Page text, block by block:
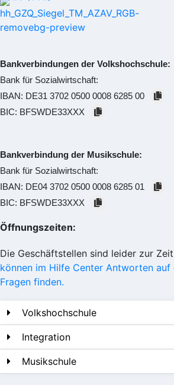
Bankverbindungen der Volkshochschule:
Bank für Sozialwirtschaft:
IBAN: DE31 3702 0500 0008 6285 00
BIC: BFSWDE33XXX
Bankverbindung der Musikschule:
Bank für Sozialwirtschaft:
IBAN: DE04 3702 0500 0008 6285 01
BIC: BFSWDE33XXX
Öffnungszeiten:
Die Geschäftstellen sind leider zur
können im Hilfe Center Antworten auf
Fragen finden.
Volkshochschule
Integration
Musikschule